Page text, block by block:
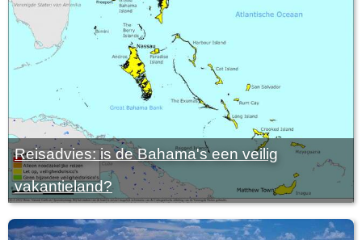
Reisadvies: is de Bahama's een veilig
vakantieland?